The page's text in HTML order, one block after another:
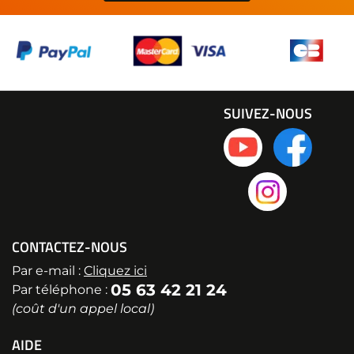
CONTACTEZ-NOUS
Par e-mail : Cliquez ici
Par téléphone : 05 63 42 21 24
(coût d'un appel local)
AIDE
SUIVEZ-NOUS